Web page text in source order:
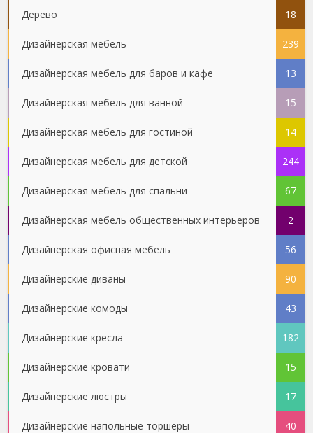
Дерево 18
Дизайнерская мебель 239
Дизайнерская мебель для баров и кафе 13
Дизайнерская мебель для ванной 15
Дизайнерская мебель для гостиной 14
Дизайнерская мебель для детской 244
Дизайнерская мебель для спальни 67
Дизайнерская мебель общественных интерьеров 2
Дизайнерская офисная мебель 56
Дизайнерские диваны 90
Дизайнерские комоды 43
Дизайнерские кресла 182
Дизайнерские кровати 15
Дизайнерские люстры 17
Дизайнерские напольные торшеры 40